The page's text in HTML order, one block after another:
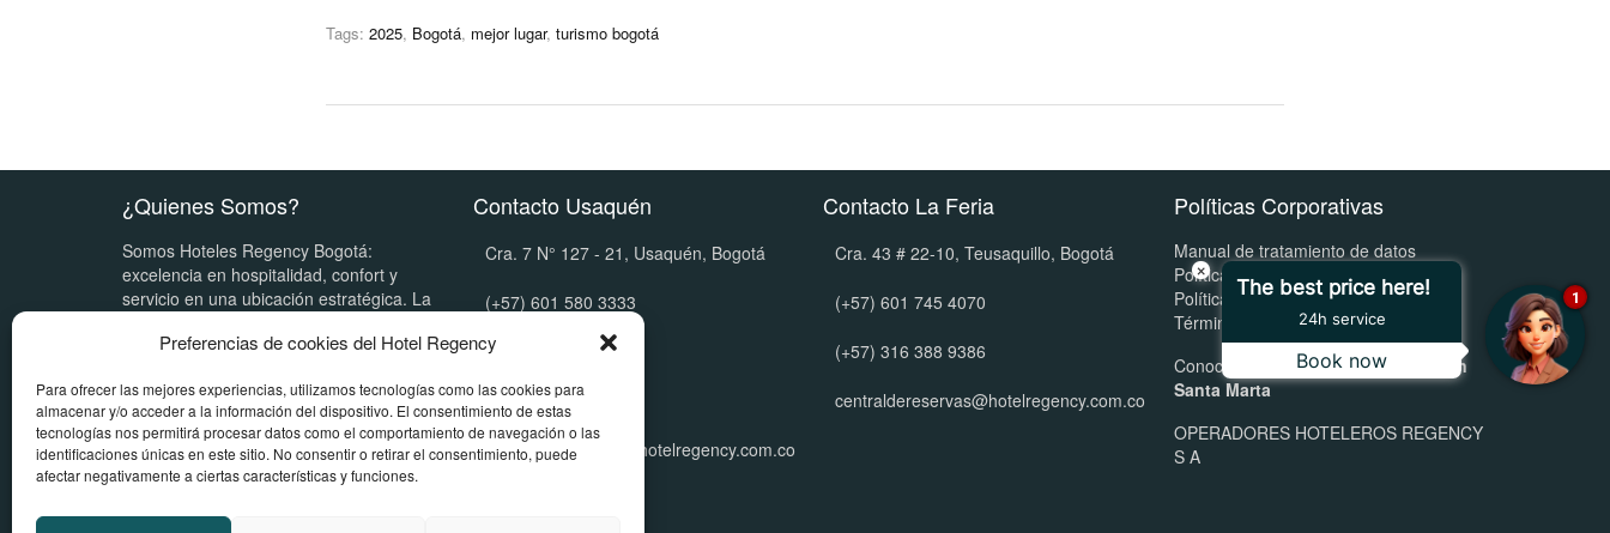
Preferencias de cookies del Hotel Regency
Para ofrecer las mejores experiencias, utilizamos tecnologías como las cookies para
almacenar y/o acceder a la información del dispositivo. El consentimiento de estas
tecnologías nos permitirá procesar datos como el comportamiento de navegación o las
identificaciones únicas en este sitio. No consentir o retirar el consentimiento, puede
afectar negativamente a ciertas características y funciones.
Tags: 2025, Bogotá, mejor lugar, turismo bogotá
¿Quienes Somos?
Somos Hoteles Regency Bogotá:
excelencia en hospitalidad, confort y
servicio en una ubicación estratégica. La
entretenimiento.
Contacto Usaquén
Cra. 7 N° 127 - 21, Usaquén, Bogotá
(+57) 601 580 3333
(+57) 601 592 1777
(+57) 316 388 9386
centraldereservas@hotelregency.com.co
Contacto La Feria
Cra. 43 # 22-10, Teusaquillo, Bogotá
(+57) 601 745 4070
(+57) 316 388 9386
centraldereservas@hotelregency.com.co
Políticas Corporativas
Manual de tratamiento de datos
Política de reserva y cancelación
Política de menores de edad
Términos y Condiciones Publicitarias
Conoce nuestros hotelesSantorini en
Santa Marta
OPERADORES HOTELEROS REGENCY
S A
×
The best price here!
24h service
Book now
1